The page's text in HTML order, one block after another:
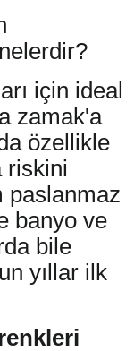
için ideal
zamak'a
özellikle
riskini
paslanmaz
banyo ve
bile
yıllar ilk